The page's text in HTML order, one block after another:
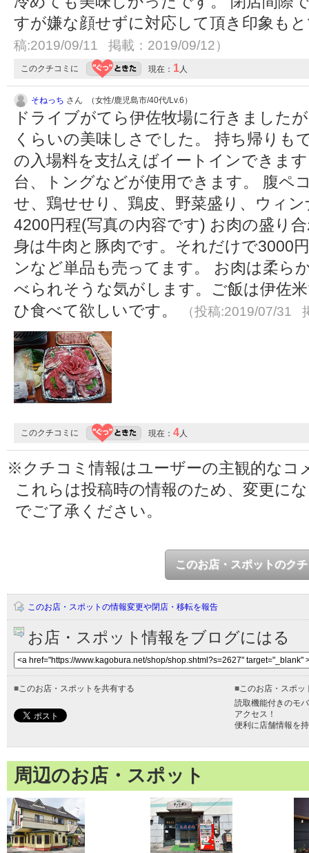
すが嫌な顔せずに対応して頂き印象も
稿:2019/09/11 掲載：2019/09/12）
このクチコミに 現在： 1人
そねっち さん （女性/鹿児島市/40代/Lv.6）
ドライブがてら伊佐牧場に行きました
くらいの美味しさでした。 持ち帰りも
の入場料を支払えばイートインできま
台、トングなどが使用できます。 腹ペ
せ、鶏せせり、鶏皮、野菜盛り、ウィ
4200円程(写真の内容です) お肉の盛り
身は牛肉と豚肉です。それだけで3000
ンなど単品も売ってます。 お肉は柔ら
べられそうな気がします。ご飯は伊佐
ひ食べて欲しいです。
（投稿:2019/07/31
このクチコミに 現在： 4人
※クチコミ情報はユーザーの主観的なコ
これらは投稿時の情報のため、変更に
でご了承ください。
このお店・スポットのク
このお店・スポットの情報変更や閉店・移転を報告
お店・スポット情報をブログにはる
■このお店・スポットを共有する ■このお店・スポッ
読取機能付きのモ
アクセス！
便利に店舗情報を
周辺のお店・スポット